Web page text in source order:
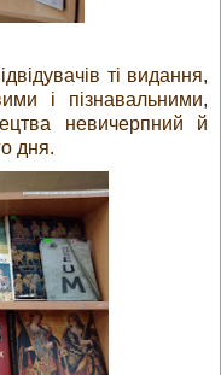
ті видання,
і пізнавальними,
невичерпний й
дня.